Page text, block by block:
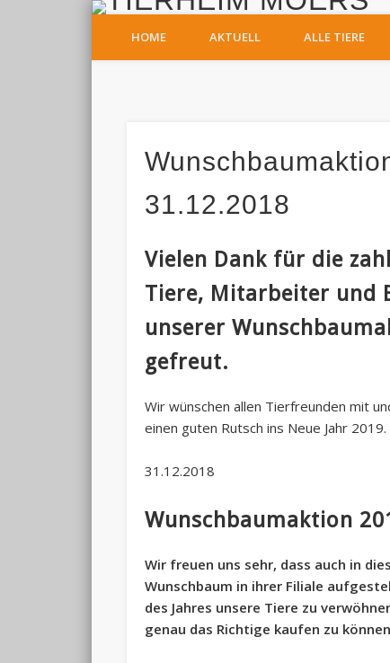
HOME AKTUELL ALLE TIERE
31.12.2018
Vielen Dank für die
Tiere, Mitarbeiter und
unserer
gefreut.
Wir wünschen allen Tierfreunden mit
einen guten Rutsch ins Neue Jahr 2019.
31.12.2018
Wunschbaumaktion
Wir freuen uns sehr, dass auch in
Wunschbaum in ihrer Filiale
des Jahres unsere Tiere zu
genau das Richtige kaufen zu